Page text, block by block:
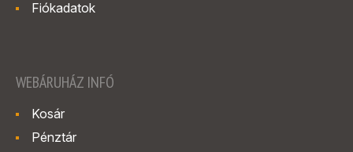
Fiókadatok
WEBÁRUHÁZ INFÓ
Kosár
Pénztár